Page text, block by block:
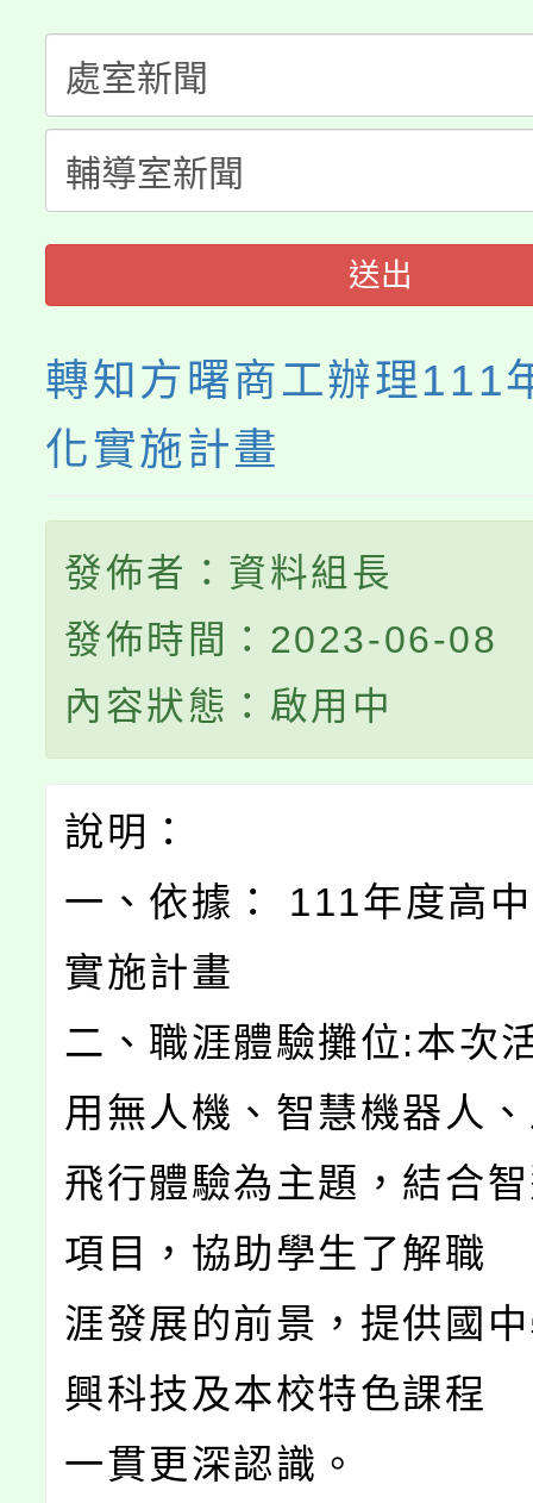
程，歡迎學生輔導中心
心理、諮商輔導、社會
系所師生報名參加。
縣市「校園短影音徵選
門員」簡章及活動海報
踴躍報名參加。
要點
「桃園市補助參觀特色
展演活動實施計畫」
115年度「教育部表揚
義教育推展貢獻獎」
送出
轉知方曙商工辦理111
化實施計畫
發佈者：資料組長
發佈時間：2023-06-08
內容狀態：啟用中
說明：
一、依據： 111年度高
實施計畫
二、職涯體驗攤位:本次
用無人機、智慧機器人
飛行體驗為主題，結合
項目，協助學生了解職
涯發展的前景，提供國
興科技及本校特色課程
一貫更深認識。